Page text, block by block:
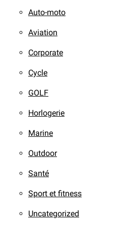
Auto-moto
Aviation
Corporate
Cycle
GOLF
Horlogerie
Marine
Outdoor
Santé
Sport et fitness
Uncategorized